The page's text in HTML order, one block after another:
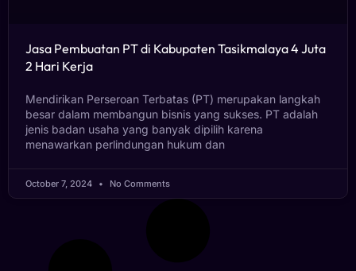
Jasa Pembuatan PT di Kabupaten Tasikmalaya 4 Juta
2 Hari Kerja
Mendirikan Perseroan Terbatas (PT) merupakan langkah
besar dalam membangun bisnis yang sukses. PT adalah
jenis badan usaha yang banyak dipilih karena
menawarkan perlindungan hukum dan
October 7, 2024 No Comments